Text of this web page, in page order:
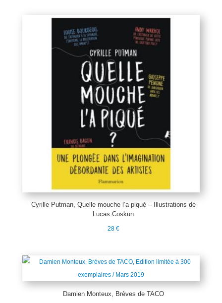
Cyrille Putman, Quelle mouche l’a piqué – Illustrations de
Lucas Coskun
28 €
Damien Monteux, Brèves de TACO